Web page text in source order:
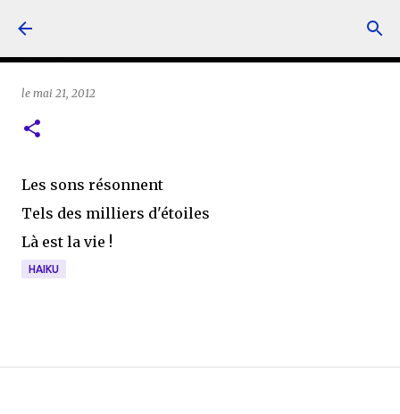
le mai 21, 2012
Les sons résonnent
Tels des milliers d'étoiles
Là est la vie !
HAIKU